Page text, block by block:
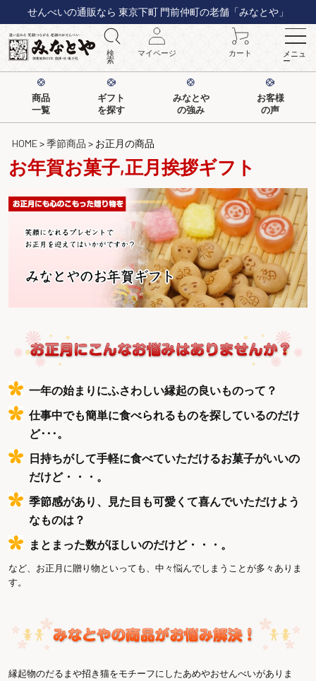
せんべいの通販なら 東京下町 門前仲町の老舗「みなとや」
検
索
マイページ カート メニュ
ー
商品
一覧
ギフト
を探す
みなとや
の強み
お客様
の声
HOME 季節商品 お正月の商品
お年賀お菓子,正月挨拶ギフト
一年の始まりにふさわしい縁起の良いものって？
仕事中でも簡単に食べられるものを探しているのだけ
ど･･･。
日持ちがして手軽に食べていただけるお菓子がいいの
だけど・・・。
季節感があり、見た目も可愛くて喜んでいただけよう
なものは？
まとまった数がほしいのだけど・・・。
など、お正月に贈り物といっても、中々悩んでしまうことが多々ありま
す。
縁起物のだるまや招き猫をモチーフにしたあめやおせんべいがありま